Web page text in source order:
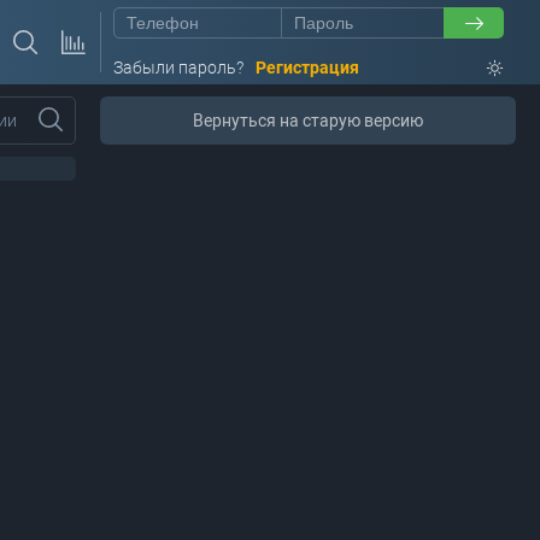
Забыли пароль? Регистрация
Вернуться на старую версию